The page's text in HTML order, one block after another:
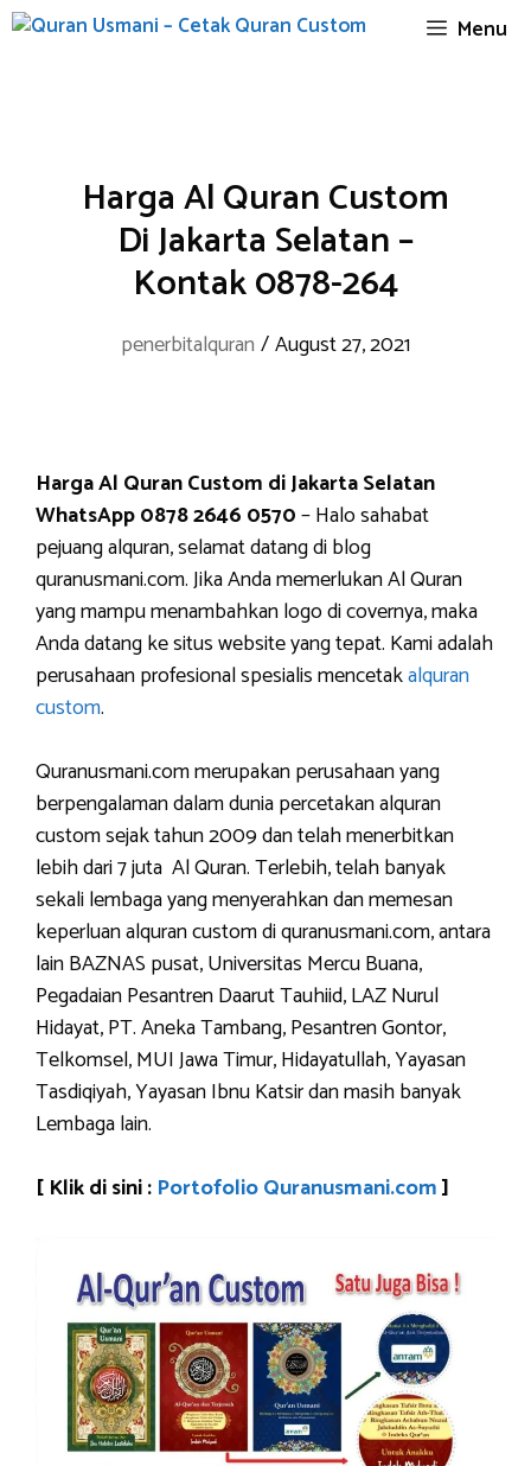
Skip
Menu
Harga Al Quran Custom
Di Jakarta Selatan –
Kontak 0878-264
penerbitalquran /August 27, 2021
Harga Al Quran Custom di Jakarta Selatan
WhatsApp 0878 2646 0570– Halo sahabat
pejuang alquran, selamat datang di blog
quranusmani.com. Jika Anda memerlukan Al Quran
yang mampu menambahkan logo di covernya, maka
Anda datang ke situs website yang tepat. Kami adalah
perusahaan profesional spesialis mencetakalquran
custom.
Quranusmani.com merupakan perusahaan yang
berpengalaman dalam dunia percetakan alquran
custom sejak tahun 2009 dan telah menerbitkan
lebih dari 7 juta Al Quran. Terlebih, telah banyak
sekali lembaga yang menyerahkan dan memesan
keperluan alquran custom di quranusmani.com, antara
lain BAZNAS pusat, Universitas Mercu Buana,
Pegadaian Pesantren Daarut Tauhiid, LAZ Nurul
Hidayat, PT. Aneka Tambang, Pesantren Gontor,
Telkomsel, MUI Jawa Timur, Hidayatullah, Yayasan
Tasdiqiyah, Yayasan Ibnu Katsir dan masih banyak
Lembaga lain.
[ Klik di sini : Portofolio Quranusmani.com]